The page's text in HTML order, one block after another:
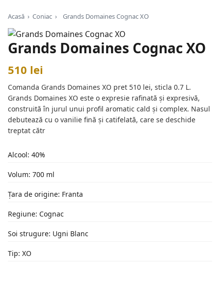
Acasă › Coniac › Grands Domaines Cognac XO
Grands Domaines Cognac XO
510 lei
Comanda Grands Domaines XO pret 510 lei, sticla 0.7 L.
Grands Domaines XO este o expresie rafinată și expresivă,
construită în jurul unui profil aromatic cald și complex. Nasul
debutează cu o vanilie fină și catifelată, care se deschide
treptat cătr
Alcool: 40%
Volum: 700 ml
Țara de origine: Franta
Regiune: Cognac
Soi strugure: Ugni Blanc
Tip: XO